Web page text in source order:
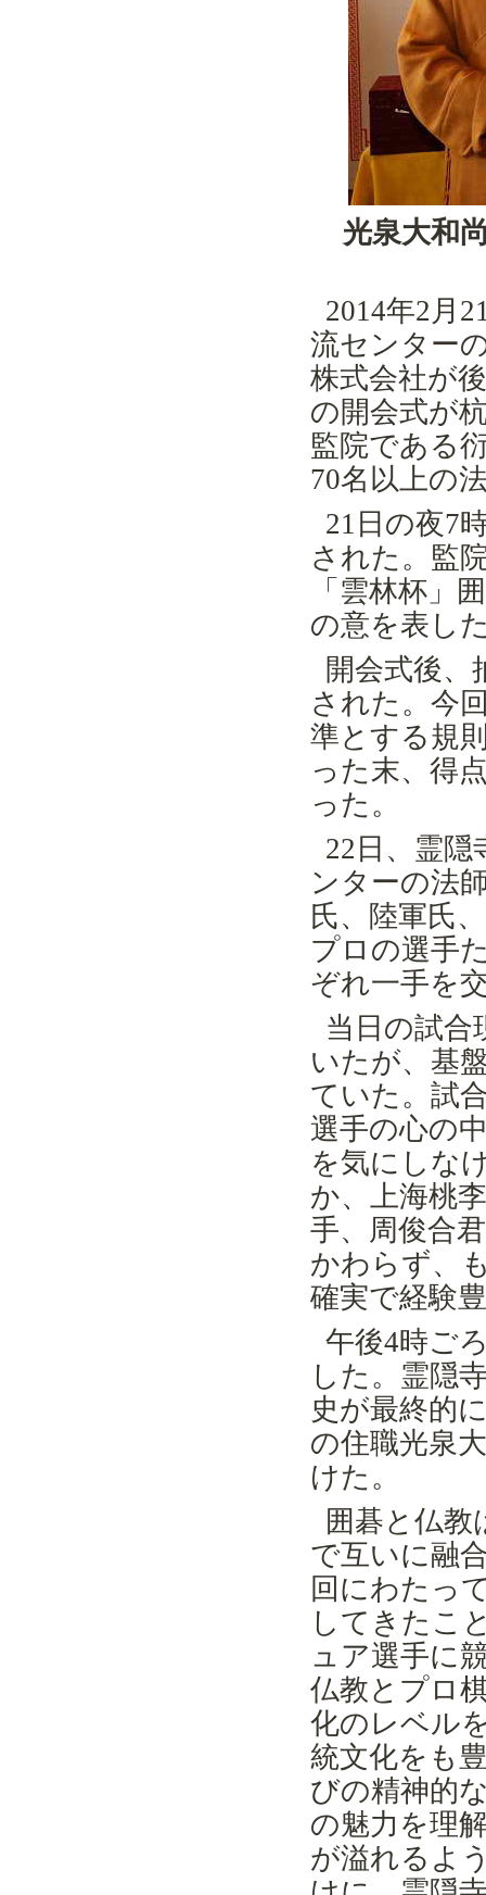
光泉大和
2014年2 月
流センター
株式会社が
の開会式が
監院である
70名以上の
21日の夜7
された。監
「雲林杯」
の意を表し
開会式後、
された。今
準とする規
った末、得
った。
22 日、霊
ンターの法
氏、陸軍氏
プロの選手
ぞれ一手を
当日の試合
いたが、基
ていた。試
選手の心の
を気にしな
か、上海桃
手、周俊合
かわらず、
確実で経験
午後4時ご
した。霊隠
史が最終的
の住職光泉
けた。
囲碁と仏
で互いに融
回にわたっ
してきたこ
ュア選手に
仏教とプロ
化のレベル
統文化をも
びの精神的
の魅力を理
が溢れるよ